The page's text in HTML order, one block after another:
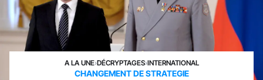
A LA UNE›DÉCRYPTAGES›INTERNATIONAL
CHANGEMENT DE STRATEGIE